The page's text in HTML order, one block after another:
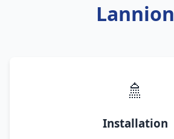
Lannion
🚿
Installation